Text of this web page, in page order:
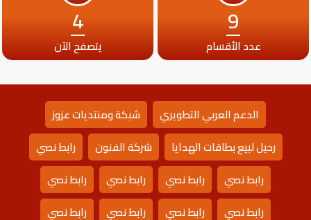
9
عدد الأقسام
4
يتصفح الآن
الدعم العربي التطويري
شبكة ومنتديات عزوز
رحيل لبيع بطاقات الهدايا
شركة الفنون
رابط نصي
رابط نصي
رابط نصي رابط نصي
رابط نصي
رابط نصي
رابط نصي رابط نصي رابط نصي